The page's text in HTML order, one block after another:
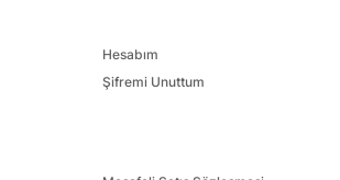
Hesabım
Şifremi Unuttum